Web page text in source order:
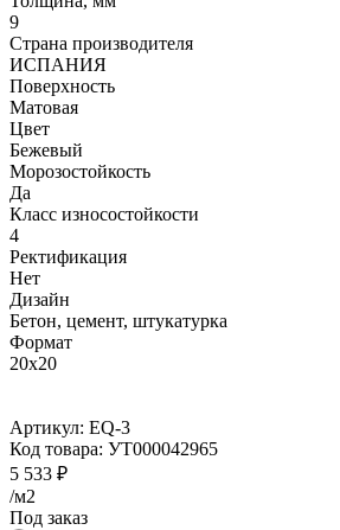
9
Страна производителя
ИСПАНИЯ
Поверхность
Матовая
Цвет
Бежевый
Морозостойкость
Да
Класс износостойкости
4
Ректификация
Нет
Дизайн
Бетон, цемент, штукатурка
Формат
20x20
Артикул: EQ-3
Код товара: УТ000042965
5 533 ₽
/м2
Под заказ